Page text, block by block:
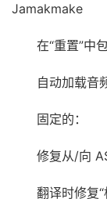
Jamakmake
在“重置”中
自动加载音
固定的：
修复从/向
翻译时修复